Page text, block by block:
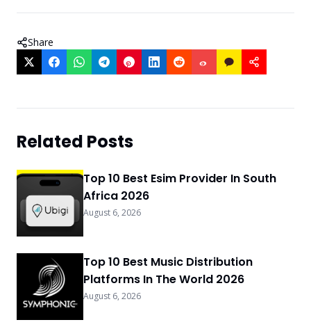
Share
Related Posts
Top 10 Best Esim Provider In South
Africa 2026
August 6, 2026
Top 10 Best Music Distribution
Platforms In The World 2026
August 6, 2026